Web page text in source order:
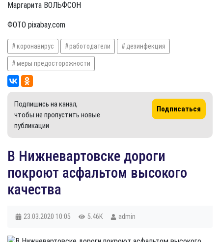
Маргарита ВОЛЬФСОН
ФОТО pixabay.com
коронавирус работодатели дезинфекция
меры предосторожности
Подпишись на канал,
чтобы не пропустить новые
публикации
Подписаться
В Нижневартовске дороги
покроют асфальтом высокого
качества
23.03.2020 10:05 5.46K admin